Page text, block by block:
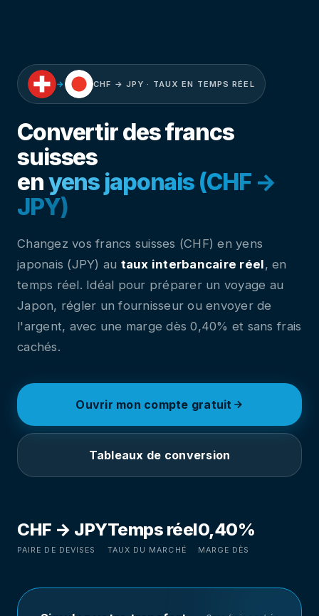
→ CHF → JPY · TAUX EN TEMPS RÉEL
Convertir des francs
suisses
enyens japonais (CHF →
JPY)
Changez vos francs suisses (CHF) en yens
japonais (JPY) au taux interbancaire réel, en
temps réel. Idéal pour préparer un voyage au
Japon, régler un fournisseur ou envoyer de
l'argent, avec une marge dès 0,40% et sans frais
cachés.
Ouvrir mon compte gratuit
Tableaux de conversion
CHF → JPY
PAIRE DE DEVISES
Temps réel
TAUX DU MARCHÉ
0,40%
MARGE DÈS